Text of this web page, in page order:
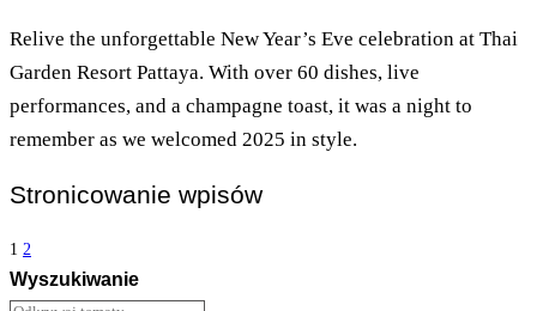
Relive the unforgettable New Year’s Eve celebration at Thai
Garden Resort Pattaya. With over 60 dishes, live
performances, and a champagne toast, it was a night to
remember as we welcomed 2025 in style.
Stronicowanie wpisów
1 2
Wyszukiwanie